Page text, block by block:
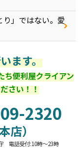
り」ではない。愛
ます。
ち便利屋クライアン
さい！！
2320
店）
電話受付:10時～23時